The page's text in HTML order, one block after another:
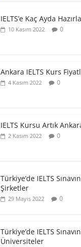
IELTS’e Kaç Ayda
10 Kasım 2022 0
Ankara IELTS Kurs
4 Kasım 2022 0
IELTS Kursu Artık
2 Kasım 2022 0
Türkiye’de IELTS
Şirketler
29 Mayıs 2022 0
Türkiye’de IELTS
Üniversiteler